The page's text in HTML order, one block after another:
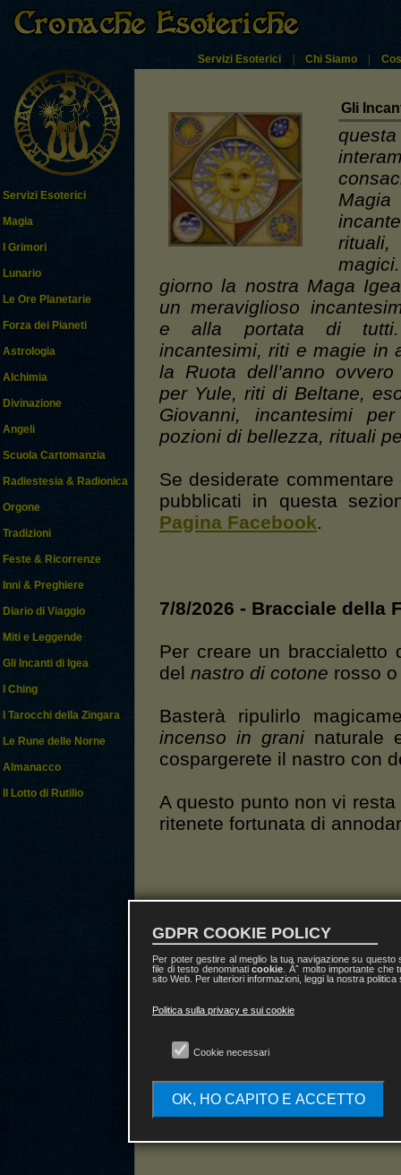
Servizi Esoterici | Chi Siamo |
Servizi Esoterici
Magia
I Grimori
Lunario
Le Ore Planetarie
Forza dei Pianeti
Astrologia
Alchimia
Divinazione
Angeli
Scuola Cartomanzia
Radiestesia & Radionica
Orgone
Tradizioni
Feste & Ricorrenze
Inni & Preghiere
Diario di Viaggio
Miti e Leggende
Gli Incanti di Igea
I Ching
I Tarocchi della Zingara
Le Rune delle Norne
Almanacco
Il Lotto di Rutilio
Gli
giorno la nostra Maga
un meraviglioso
e alla portata di tutti.
incantesimi, riti e magie in
la Ruota dell’anno ovvero
per Yule, riti di Beltane,
Giovanni, incantesimi
pozioni di bellezza, rituali
Se desiderate
pubblicati in questa
Pagina Facebook.
7/8/2026 - Bracciale della
Per creare un braccialetto
del nastro di cotone rosso
Basterà ripulirlo
incenso in grani naturale
cospargerete il nastro con
A questo punto non vi
ritenete fortunata di
GDPR COOKIE POLICY
Per poter gestire al meglio la tua navigazione su
file di testo denominaticookie . Ãˆ molto importante
sito Web. Per ulteriori informazioni, leggi la nostra
Politica sulla privacy e sui cookie
Cookie necessari
OK, HO CAPITO E ACCETTO